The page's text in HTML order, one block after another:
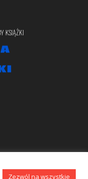
KSIĄŻKI
bellona.pl
Zezwól na wszystkie